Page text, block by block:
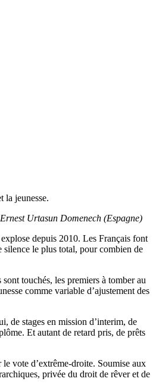
la jeunesse.
Urtasun Domenech (Espagne)
depuis 2010. Les Français font
silence le plus total, pour combien de
touchés, les premiers à tomber au
comme variable d’ajustement des
de stages en mission d’interim, de
Et autant de retard pris, de prêts
vote d’extrême-droite. Soumise aux
privée du droit de rêver et de